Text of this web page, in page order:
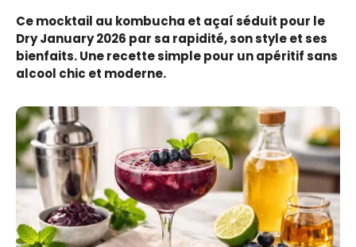
Ce mocktail au kombucha et açaí séduit pour le
Dry January 2026 par sa rapidité, son style et ses
bienfaits. Une recette simple pour un apéritif sans
alcool chic et moderne.